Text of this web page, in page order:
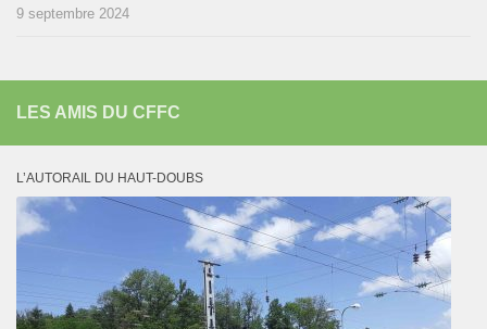
9 septembre 2024
LES AMIS DU CFFC
L’AUTORAIL DU HAUT-DOUBS